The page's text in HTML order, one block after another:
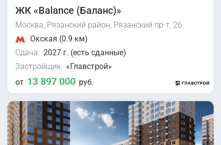
ЖК «Balance (Баланс)»
Москва, Рязанский район, Рязанский пр-т, 26
Окская (0.9 км)
Сдача: 2027 г. (есть сданные)
Застройщик: «Главстрой»
от 13 897 000 руб.